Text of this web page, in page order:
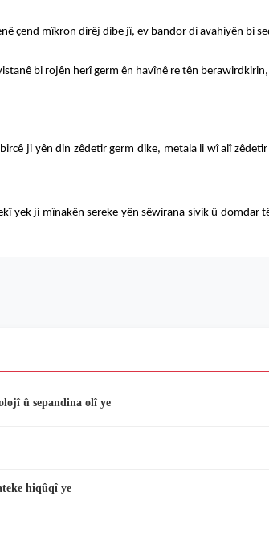
çend mîkron dirêj dibe jî, ev bandor di avahiyên bi
bi rojên herî germ ên havînê re tên
ji yên din zêdetir germ dike, metala li wî alî
yek ji mînakên sereke yên sêwirana sivik û
û sepandina olî ye
hiqûqî ye